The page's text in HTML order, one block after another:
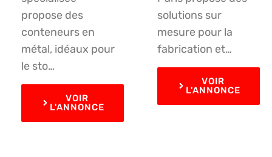
propose des
conteneurs en
métal, idéaux pour
le sto…
VOIR
L'ANNONCE
solutions sur
mesure pour la
fabrication et…
VOIR
L'ANNONCE